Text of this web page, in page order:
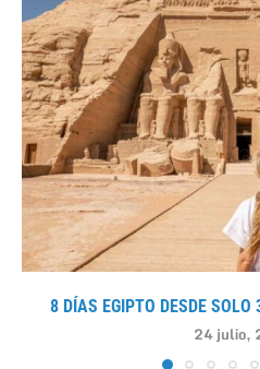
8 DÍAS EGIPTO DESDE
24 julio,